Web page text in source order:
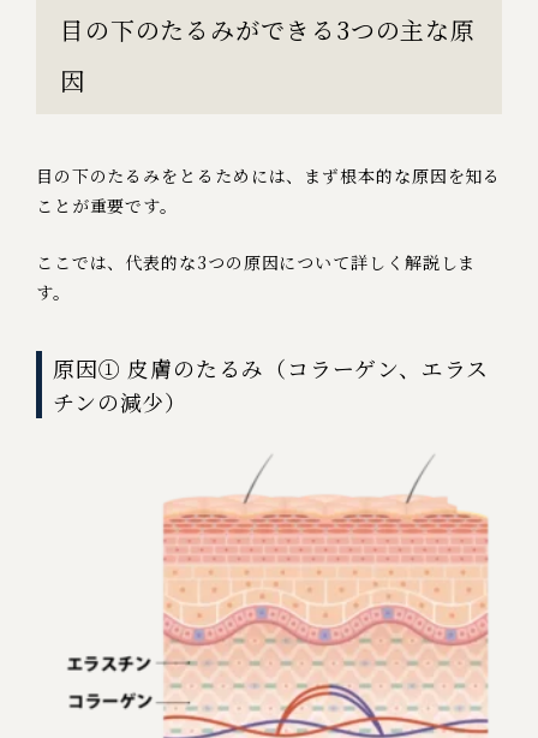
目の下のたるみができる3つの主な原
因
目の下のたるみをとるためには、まず根本的な原因を知る
ことが重要です。
ここでは、代表的な3つの原因について詳しく解説しま
す。
原因① 皮膚のたるみ（コラーゲン、エラス
チンの減少）